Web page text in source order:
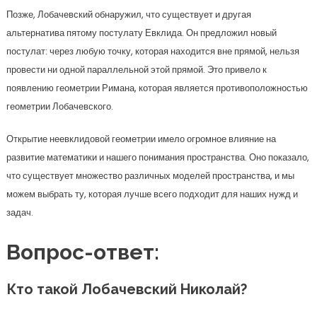
Позже, Лобачевский обнаружил, что существует и другая
альтернатива пятому постулату Евклида. Он предложил новый
постулат: через любую точку, которая находится вне прямой, нельзя
провести ни одной параллельной этой прямой. Это привело к
появлению геометрии Римана, которая является противоположностью
геометрии Лобачевского.
Открытие неевклидовой геометрии имело огромное влияние на
развитие математики и нашего понимания пространства. Оно показало,
что существует множество различных моделей пространства, и мы
можем выбрать ту, которая лучше всего подходит для наших нужд и
задач.
Вопрос-ответ:
Кто такой Лобачевский Николай?